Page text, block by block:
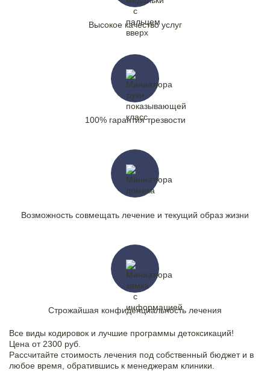
Высокое качество услуг
100% гарантия трезвости
Возможность совмещать лечение и текущий образ жизни
Строжайшая конфиденциальность лечения
Все виды кодировок и лучшие программы детоксикаций!
Цена от 2300 руб.
Рассчитайте стоимость лечения под собственный бюджет и в
любое время, обратившись к менеджерам клиники.